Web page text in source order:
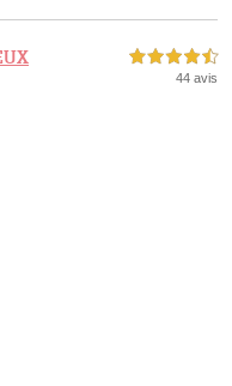
4,5 étoiles sur 5
44 avis